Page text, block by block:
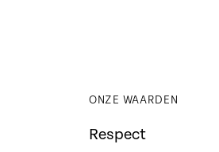
ONZE WAARDEN
Respect